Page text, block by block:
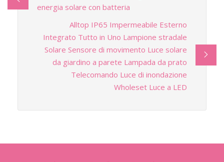
energia solare con batteria
Alltop IP65 Impermeabile Esterno
Integrato Tutto in Uno Lampione stradale
Solare Sensore di movimento Luce solare
da giardino a parete Lampada da prato
Telecomando Luce di inondazione
Wholeset Luce a LED